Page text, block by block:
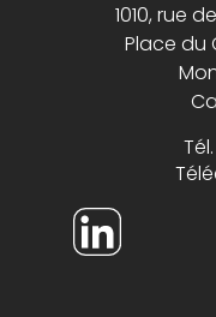
1010, rue
Place du